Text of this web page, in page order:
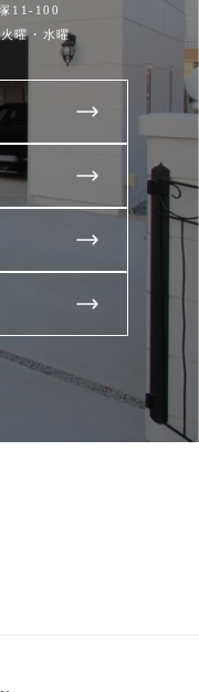
11-100
曜・水曜